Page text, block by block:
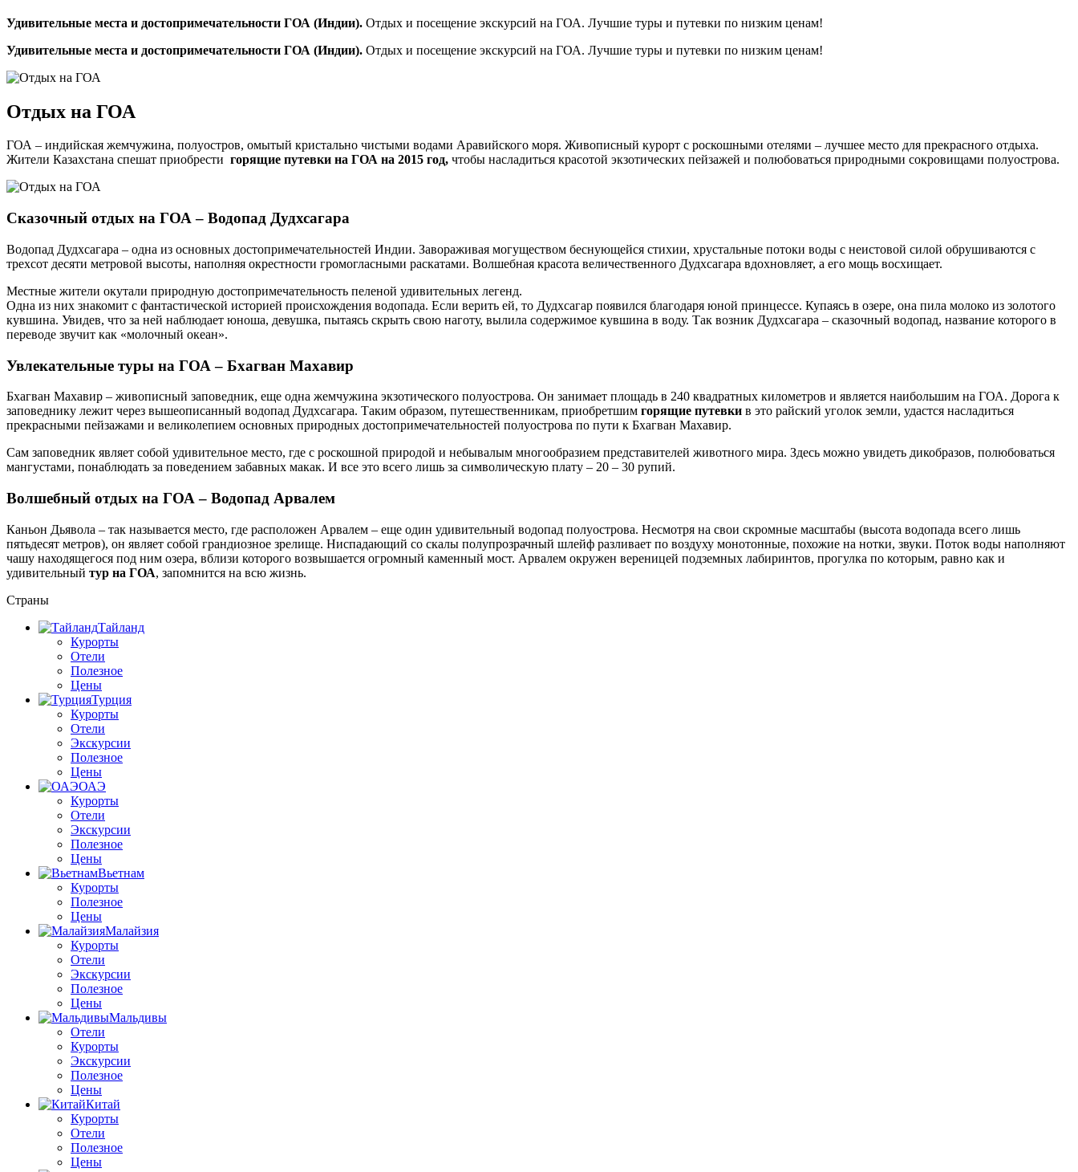
Удивительные места и достопримечательности ГОА (Индии). Отдых и посещение экскурсий на ГОА. Лучшие туры и путевки по низким ценам!
Удивительные места и достопримечательности ГОА (Индии). Отдых и посещение экскурсий на ГОА. Лучшие туры и путевки по низким ценам!
Отдых на ГОА
ГОА – индийская жемчужина, полуостров, омытый кристально чистыми водами Аравийского моря. Живописный курорт с роскошными отелями – лучшее место для прекрасного отдыха.
Жители Казахстана спешат приобрести горящие путевки на ГОА на 2015 год, чтобы насладиться красотой экзотических пейзажей и полюбоваться природными сокровищами полуострова.
Сказочный отдых на ГОА – Водопад Дудхсагара
Водопад Дудхсагара – одна из основных достопримечательностей Индии. Завораживая могуществом беснующейся стихии, хрустальные потоки воды с неистовой силой обрушиваются с
трехсот десяти метровой высоты, наполняя окрестности громогласными раскатами. Волшебная красота величественного Дудхсагара вдохновляет, а его мощь восхищает.
Местные жители окутали природную достопримечательность пеленой удивительных легенд.
Одна из них знакомит с фантастической историей происхождения водопада. Если верить ей, то Дудхсагар появился благодаря юной принцессе. Купаясь в озере, она пила молоко из золотого
кувшина. Увидев, что за ней наблюдает юноша, девушка, пытаясь скрыть свою наготу, вылила содержимое кувшина в воду. Так возник Дудхсагара – сказочный водопад, название которого в
переводе звучит как «молочный океан».
Увлекательные туры на ГОА – Бхагван Махавир
Бхагван Махавир – живописный заповедник, еще одна жемчужина экзотического полуострова. Он занимает площадь в 240 квадратных километров и является наибольшим на ГОА. Дорога к
заповеднику лежит через вышеописанный водопад Дудхсагара. Таким образом, путешественникам, приобретшим горящие путевки в это райский уголок земли, удастся насладиться
прекрасными пейзажами и великолепием основных природных достопримечательностей полуострова по пути к Бхагван Махавир.
Сам заповедник являет собой удивительное место, где с роскошной природой и небывалым многообразием представителей животного мира. Здесь можно увидеть дикобразов, полюбоваться
мангустами, понаблюдать за поведением забавных макак. И все это всего лишь за символическую плату – 20 – 30 рупий.
Волшебный отдых на ГОА – Водопад Арвалем
Каньон Дьявола – так называется место, где расположен Арвалем – еще один удивительный водопад полуострова. Несмотря на свои скромные масштабы (высота водопада всего лишь
пятьдесят метров), он являет собой грандиозное зрелище. Ниспадающий со скалы полупрозрачный шлейф разливает по воздуху монотонные, похожие на нотки, звуки. Поток воды наполняют
чашу находящегося под ним озера, вблизи которого возвышается огромный каменный мост. Арвалем окружен вереницей подземных лабиринтов, прогулка по которым, равно как и
удивительный тур на ГОА, запомнится на всю жизнь.
Страны
Тайланд
Курорты
Отели
Полезное
Цены
Турция
Курорты
Отели
Экскурсии
Полезное
Цены
ОАЭ
Курорты
Отели
Экскурсии
Полезное
Цены
Вьетнам
Курорты
Полезное
Цены
Малайзия
Курорты
Отели
Экскурсии
Полезное
Цены
Мальдивы
Отели
Курорты
Экскурсии
Полезное
Цены
Китай
Курорты
Отели
Полезное
Цены